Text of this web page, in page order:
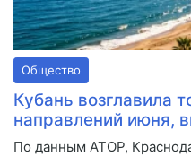
Общество
Кубань возглавила
направлений июня,
По данным АТОР,